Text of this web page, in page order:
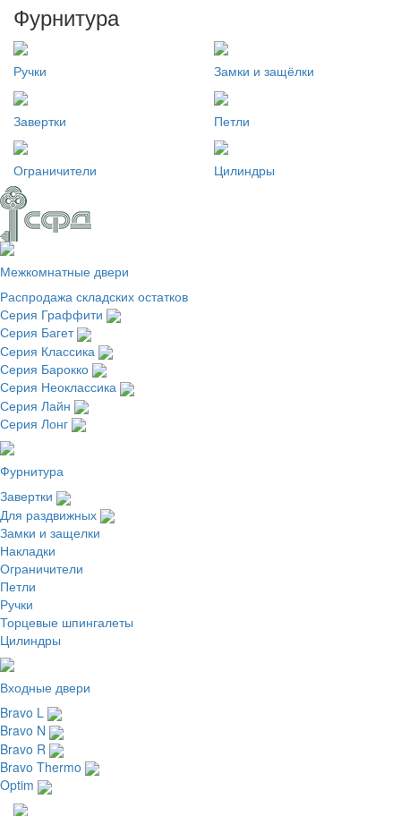
Фурнитура
Ручки Замки и защёлки
Завертки Петли
Ограничители Цилиндры
Межкомнатные двери
Распродажа складских остатков
Серия Граффити
Серия Багет
Серия Классика
Серия Барокко
Серия Неоклассика
Серия Лайн
Серия Лонг
Фурнитура
Завертки
Для раздвижных
Замки и защелки
Накладки
Ограничители
Петли
Ручки
Торцевые шпингалеты
Цилиндры
Входные двери
Bravo L
Bravo N
Bravo R
Bravo Thermo
Optim